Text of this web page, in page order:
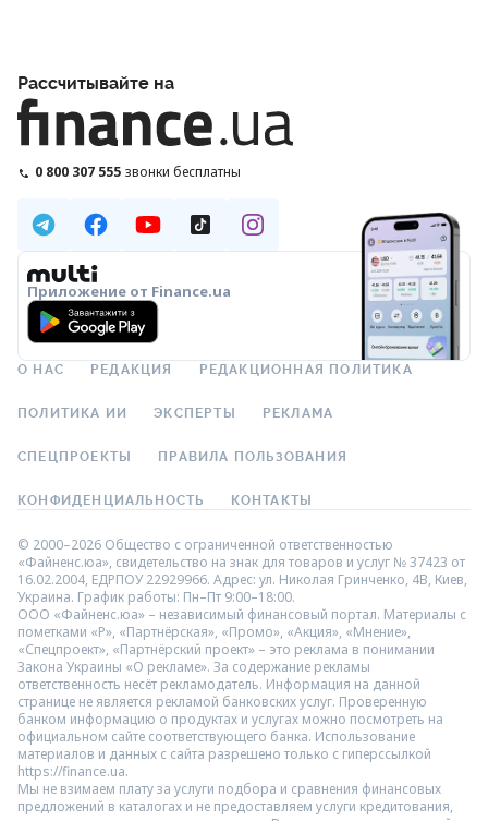
Рассчитывайте на
0 800 307 555 звонки бесплатны
Приложение от Finance.ua
О НАС РЕДАКЦИЯ РЕДАКЦИОННАЯ ПОЛИТИКА
ПОЛИТИКА ИИ ЭКСПЕРТЫ РЕКЛАМА
СПЕЦПРОЕКТЫ ПРАВИЛА ПОЛЬЗОВАНИЯ
КОНФИДЕНЦИАЛЬНОСТЬ КОНТАКТЫ
© 2000–2026 Общество с ограниченной ответственностью
«Файненс.юа», свидетельство на знак для товаров и услуг № 37423 от
16.02.2004, ЕДРПОУ 22929966. Адрес: ул. Николая Гринченко, 4В, Киев,
Украина. График работы: Пн–Пт 9:00–18:00.
ООО «Файненс.юа» – независимый финансовый портал. Материалы с
пометками «Р», «Партнёрская», «Промо», «Акция», «Мнение»,
«Спецпроект», «Партнёрский проект» – это реклама в понимании
Закона Украины «О рекламе». За содержание рекламы
ответственность несёт рекламодатель. Информация на данной
странице не является рекламой банковских услуг. Проверенную
банком информацию о продуктах и услугах можно посмотреть на
официальном сайте соответствующего банка. Использование
материалов и данных с сайта разрешено только с гиперссылкой
https://finance.ua.
Мы не взимаем плату за услуги подбора и сравнения финансовых
предложений в каталогах и не предоставляем услуги кредитования,